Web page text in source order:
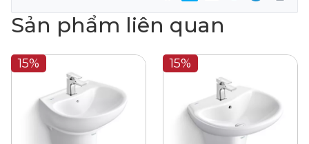
Sản phẩm liên quan
15% 15%